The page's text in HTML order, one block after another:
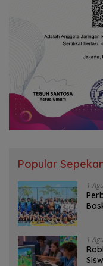
Popular
1
1